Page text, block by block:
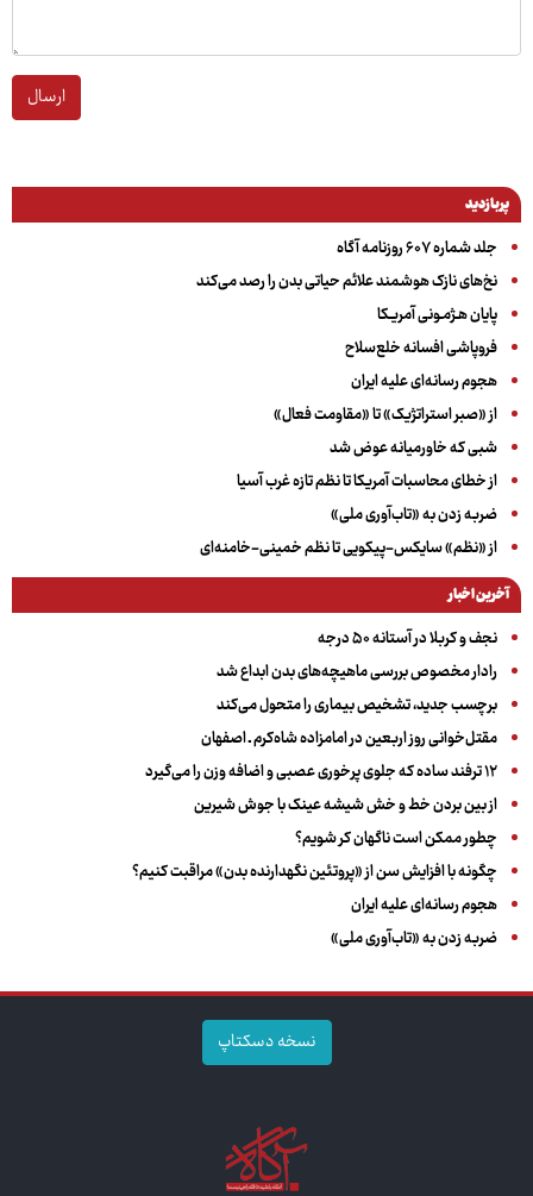
ارسال
پربازدید
جلد شماره ۶۰۷ روزنامه آگاه
نخ‌های نازک هوشمند علائم حیاتی بدن را رصد می‌کند
پایان هـژمـونی آمریـکا
فروپاشی افسانه خلع‌سلاح
هجوم رسانه‌ای علیه ایران
از «صبر استراتژیک» تا «مقاومت فعال»
شبی که خاورمیانه عوض شد
از خطای محاسبات آمریکا تا نظم تازه غرب آسیا
ضربه زدن به «تاب‌آوری ملی»
از «نظم» سایکس-پیکویی تا نظم خمینی-خامنه‌ای
آخرین اخبار
نجف و کربلا در آستانه ۵۰ درجه
رادار مخصوص بررسی ماهیچه‌های بدن ابداع شد
برچسب جدید، تشخیص بیماری را متحول می‌کند
مقتل‌خوانی روز اربعین در امامزاده شاه‌کرم ـ اصفهان
۱۲ ترفند ساده که جلوی پرخوری عصبی و اضافه ‌وزن را می‌گیرد
از بین بردن خط و خش شیشه عینک با جوش شیرین
چطور ممکن است ناگهان کر شویم؟
چگونه با افزایش سن از «پروتئین نگهدارنده بدن» مراقبت کنیم؟
هجوم رسانه‌ای علیه ایران
ضربه زدن به «تاب‌آوری ملی»
نسخه دسکتاپ